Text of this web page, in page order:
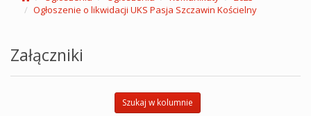
Ogłoszenie o likwidacji UKS Pasja Szczawin Kościelny
Załączniki
Szukaj w kolumnie